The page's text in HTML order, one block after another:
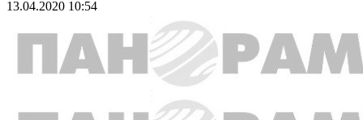
13.04.2020 10:54